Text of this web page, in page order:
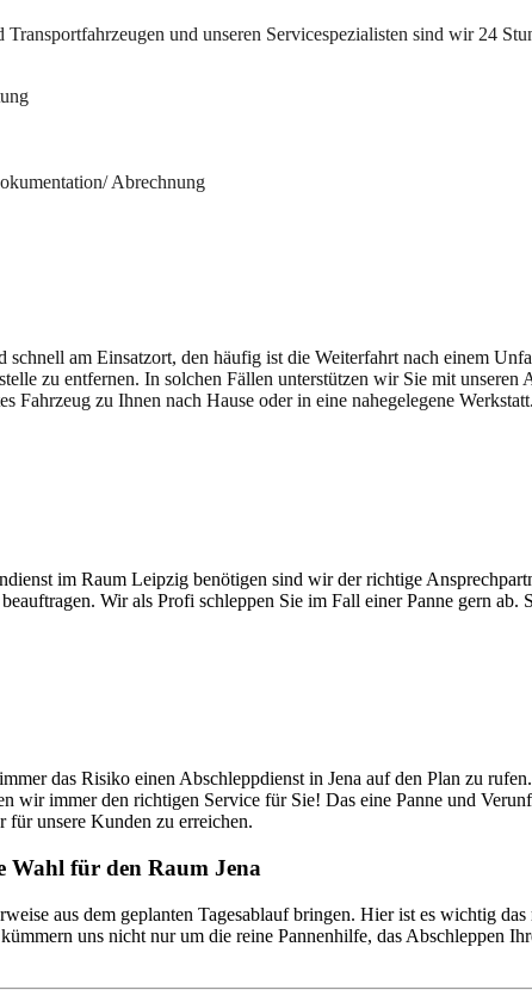
und unseren Servicespezialisten sind wir 24
Abrechnung
am Einsatzort, den häufig ist die Weiterfahrt nach einem
zu entfernen. In solchen Fällen unterstützen wir Sie mit
Fahrzeug zu Ihnen nach Hause oder in eine nahegelegene Werkstatt.
im Raum Leipzig benötigen sind wir der richtige
Wir als Profi schleppen Sie im Fall einer Panne gern
das Risiko einen Abschleppdienst in Jena auf den Plan zu
wir immer den richtigen Service für Sie! Das eine Panne und
unsere Kunden zu erreichen.
Wahl für den Raum Jena
aus dem geplanten Tagesablauf bringen. Hier ist es wichtig
uns nicht nur um die reine Pannenhilfe, das Abschleppen